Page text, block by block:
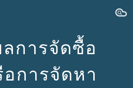
Skip to navigation
การจัดซื้อ
การจัดหา